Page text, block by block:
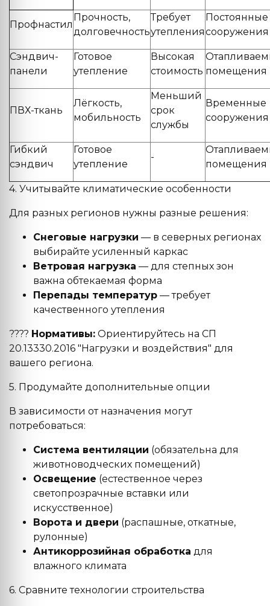
Профнастил
Прочность,
долговечность
Требует
утепления
Постоянные
сооружения
Сэндвич-
панели
Готовое
утепление
Высокая
стоимость помещения
ПВХ-ткань
Лёгкость,
мобильность
Меньший
срок
службы
Временные
сооружения
Гибкий
сэндвич
Готовое
утепление
-
помещения
4. Учитывайте климатические особенности
Для разных регионов нужны разные решения:
Снеговые нагрузки — в северных регионах
выбирайте усиленный каркас
Ветровая нагрузка — для степных зон
важна обтекаемая форма
Перепады температур — требует
качественного утепления
???? Нормативы: Ориентируйтесь на СП
20.13330.2016 "Нагрузки и воздействия" для
вашего региона.
5. Продумайте дополнительные опции
В зависимости от назначения могут
потребоваться:
Система вентиляции (обязательна для
животноводческих помещений)
Освещение (естественное через
светопрозрачные вставки или
искусственное)
Ворота и двери (распашные, откатные,
рулонные)
Антикоррозийная обработка для
влажного климата
6. Сравните технологии строительства